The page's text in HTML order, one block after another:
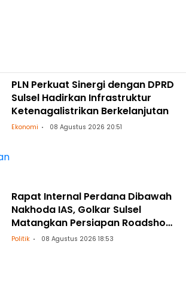
PLN Perkuat Sinergi dengan DPRD
Sulsel Hadirkan Infrastruktur
Ketenagalistrikan Berkelanjutan
Ekonomi 08 Agustus 2026 20:51
Rapat Internal Perdana Dibawah
Nakhoda IAS, Golkar Sulsel
Matangkan Persiapan Roadshow
ke Daerah
Politik 08 Agustus 2026 18:53